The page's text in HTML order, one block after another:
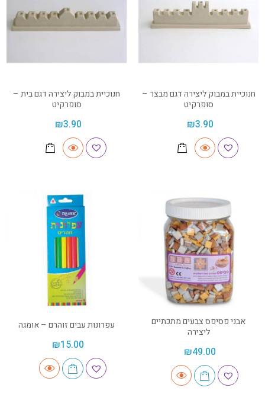
חנוכיית במבוק ליצירה דגם מבצר –
סופרקיט
₪3.90
חנוכיית במבוק ליצירה דגם בית –
סופרקיט
₪3.90
אבני פסיפס צבעים מתכתיים
ליצירה
₪49.00
עפרונות עבים זוהרם – אומגה
₪15.00